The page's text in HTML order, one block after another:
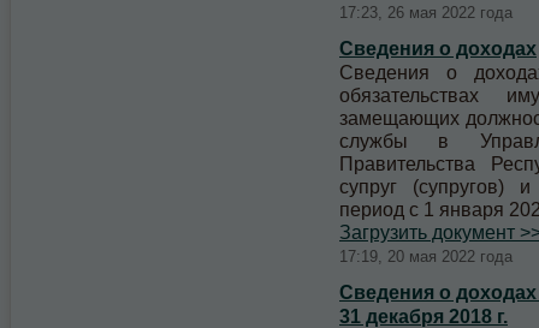
17:23, 26 мая 2022 года
Сведения о доходах
Сведения о
обязательствах
замещающих
службы в
Правительства
супруг (супругов)
период с 1 января
Загрузить документ
17:19, 20 мая 2022 года
Сведения о доходах
31 декабря 2018 г.